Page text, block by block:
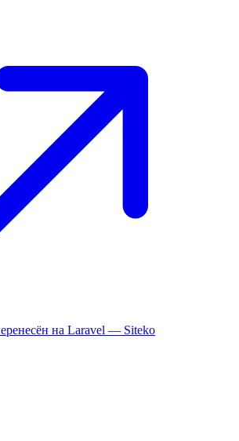
на Laravel — Siteko